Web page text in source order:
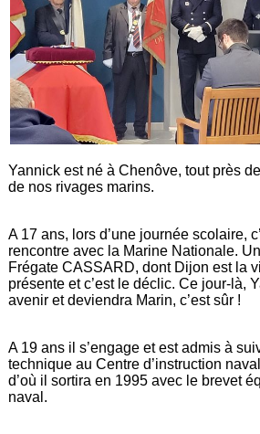
Yannick est né à Chenôve, tout près
de nos rivages marins.
A 17 ans, lors d’une journée scolaire,
rencontre avec la Marine Nationale.
Frégate CASSARD, dont Dijon est la
présente et c’est le déclic. Ce jour-là,
avenir et deviendra Marin, c’est sûr !
A 19 ans il s’engage et est admis à
technique au Centre d’instruction
d’où il sortira en 1995 avec le brevet
naval.